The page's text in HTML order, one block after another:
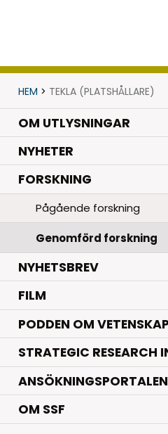
HEM > TEKLA (PLATSHÅLLARE)
OM UTLYSNINGAR
NYHETER.
FORSKNING.
Pågående forskning
Genomförd forskning
NYHETSBREV
FILM
PODDEN OM VETENSKAP
STRATEGIC RESEARCH
ANSÖKNINGSPORTALEN
OM SSF